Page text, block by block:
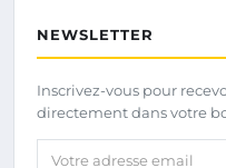
NEWSLETTER
Inscrivez-vous pour
directement dans votre
Votre adresse email